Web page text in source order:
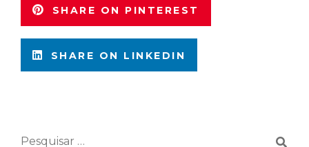
SHARE ON PINTEREST
SHARE ON LINKEDIN